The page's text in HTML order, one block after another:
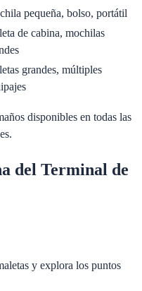
pequeña, bolso, portátil
de cabina, mochilas
grandes, múltiples
disponibles en todas las
del Terminal de
y explora los puntos